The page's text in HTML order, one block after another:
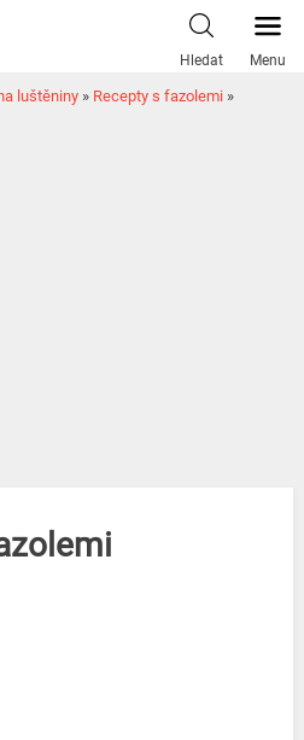
Hledat Menu
luštěniny » Recepty s fazolemi »